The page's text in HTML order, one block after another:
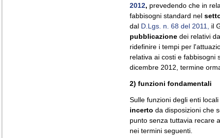
2012, prevedendo che in
fabbisogni standard nel
dal D.Lgs. n. 68 del 2011,
il
pubblicazione dei relativi
ridefinire i tempi per
relativa ai costi e fabbisogni
dicembre 2012, termine
2) funzioni fondamentali
Sulle funzioni degli enti
incerto da disposizioni che
punto senza tuttavia recare
nei termini seguenti.